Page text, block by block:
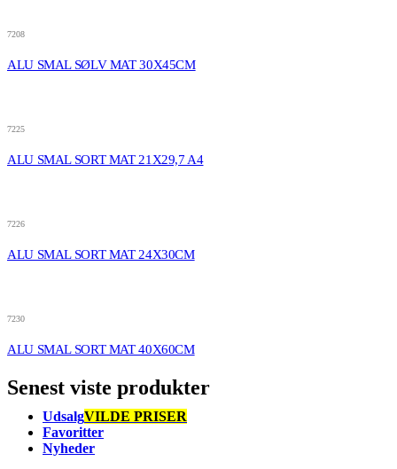
7208
ALU SMAL SØLV MAT 30X45CM
7225
ALU SMAL SORT MAT 21X29,7 A4
7226
ALU SMAL SORT MAT 24X30CM
7230
ALU SMAL SORT MAT 40X60CM
Senest viste produkter
UdsalgVILDE PRISER
Favoritter
Nyheder